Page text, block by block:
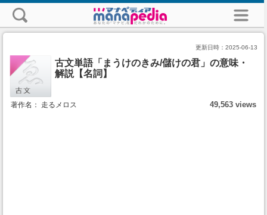
更新日時： 2025-06-13
古文単語「まうけのきみ/儲けの君」の意味・
解説【名詞】
著作名： 走るメロス 49,563 views